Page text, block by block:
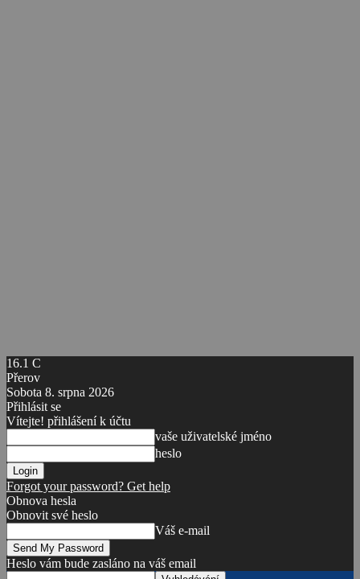
16.1 C
Přerov
Sobota 8. srpna 2026
Přihlásit se
Vítejte! přihlášení k účtu
vaše uživatelské jméno
heslo
Forgot your password? Get help
Obnova hesla
Obnovit své heslo
Váš e-mail
Heslo vám bude zasláno na váš email